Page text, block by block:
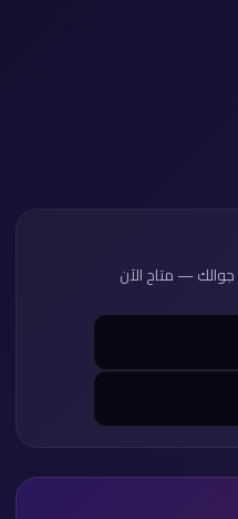
— متاح الآن